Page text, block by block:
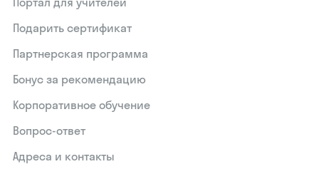
Подарить сертификат
Партнерская программа
Бонус за рекомендацию
Корпоративное обучение
Вопрос-ответ
Адреса и контакты